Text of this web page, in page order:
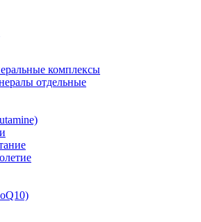
комплексы
отдельные